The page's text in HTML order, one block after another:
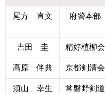
尾方 直文 府警本部
吉田 圭 精好植柳会
髙原 伴典 京都剣清会
須山 幸生
常磐野剣道